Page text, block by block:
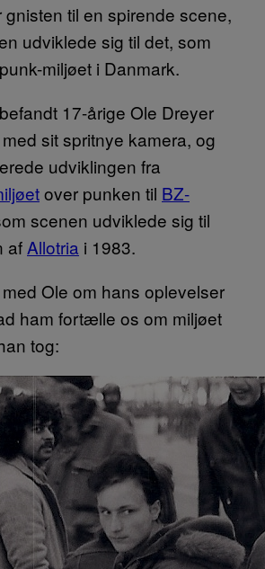
gnisten til en spirende scene,
udviklede sig til det, som
miljøet i Danmark.
17-årige Ole Dreyer
sit spritnye kamera, og
udviklingen fra
over punken til BZ-
scenen udviklede sig til
af Allotria i 1983.
Ole om hans oplevelser
ham fortælle os om miljøet
tog: